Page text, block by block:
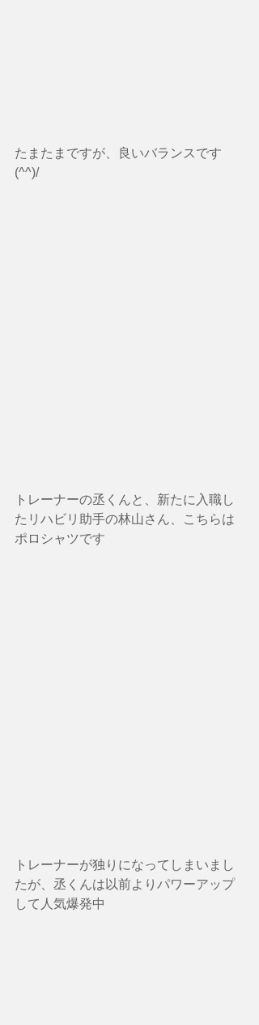
たまたまですが、良いバランスです
(^^)/
トレーナーの丞くんと、新たに入職し
たリハビリ助手の林山さん、こちらは
ポロシャツです
トレーナーが独りになってしまいまし
たが、丞くんは以前よりパワーアップ
して人気爆発中